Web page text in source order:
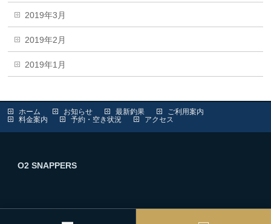
2019年3月
2019年2月
2019年1月
ホーム お知らせ 最新釣果
ご利用案内
料金案内
予約・空き状況 アクセス
O2 SNAPPERS